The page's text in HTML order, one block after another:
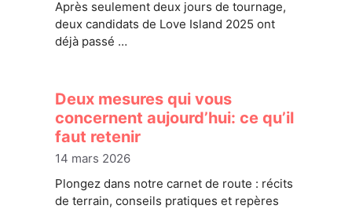
Après seulement deux jours de tournage,
deux candidats de Love Island 2025 ont
déjà passé …
Deux mesures qui vous
concernent aujourd’hui: ce qu’il
faut retenir
14 mars 2026
Plongez dans notre carnet de route : récits
de terrain, conseils pratiques et repères